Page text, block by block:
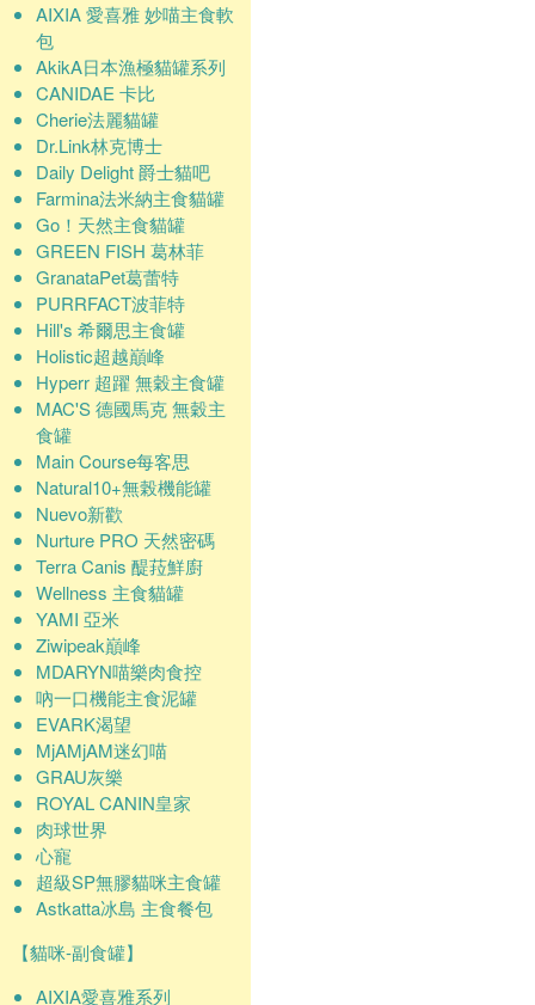
AIXIA 愛喜雅 妙喵主食軟
包
AkikA日本漁極貓罐系列
CANIDAE 卡比
Cherie法麗貓罐
Dr.Link林克博士
Daily Delight 爵士貓吧
Farmina法米納主食貓罐
Go！天然主食貓罐
GREEN FISH 葛林菲
GranataPet葛蕾特
PURRFACT波菲特
Hill's 希爾思主食罐
Holistic超越巔峰
Hyperr 超躍 無穀主食罐
MAC'S 德國馬克 無穀主
食罐
Main Course每客思
Natural10+無榖機能罐
Nuevo新歡
Nurture PRO 天然密碼
Terra Canis 醍菈鮮廚
Wellness 主食貓罐
YAMI 亞米
Ziwipeak巔峰
MDARYN喵樂肉食控
吶一口機能主食泥罐
EVARK渴望
MjAMjAM迷幻喵
GRAU灰樂
ROYAL CANIN皇家
肉球世界
心寵
超級SP無膠貓咪主食罐
Astkatta冰島 主食餐包
【貓咪-副食罐】
AIXIA愛喜雅系列